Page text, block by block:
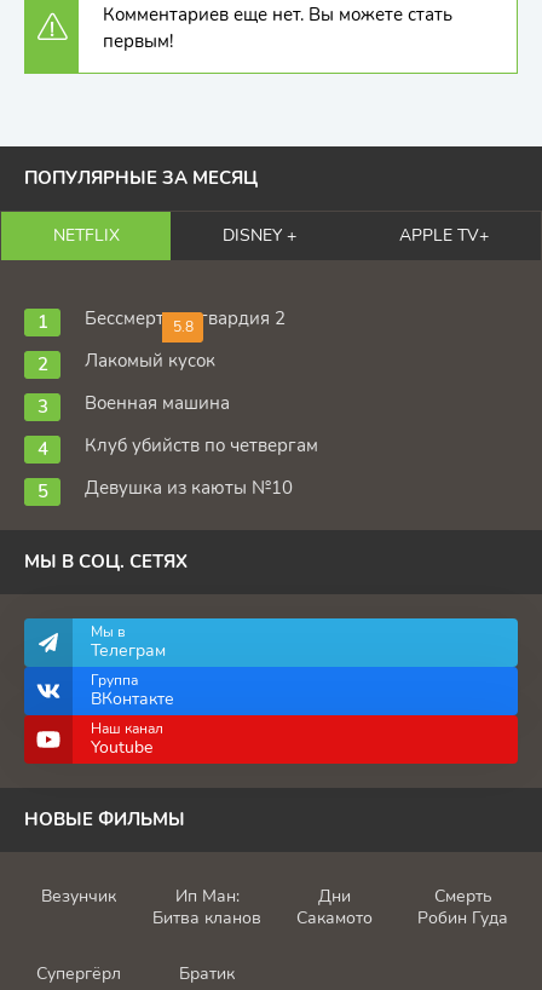
Комментариев еще нет. Вы можете стать
первым!
ПОПУЛЯРНЫЕ ЗА МЕСЯЦ
NETFLIX DISNEY + APPLE TV+
5.8
Бессмертная гвардия 2
Лакомый кусок
Военная машина
Клуб убийств по четвергам
Девушка из каюты №10
МЫ В СОЦ. СЕТЯХ
Мы в
Телеграм
Группа
ВКонтакте
Наш канал
Youtube
НОВЫЕ ФИЛЬМЫ
Везунчик
Ип Ман:
Битва кланов
Дни
Сакамото
Смерть
Робин Гуда
Супергёрл Братик